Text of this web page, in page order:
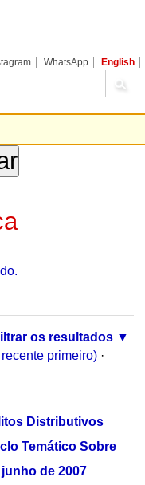
WhatsApp English
os resultados
primeiro) ·
Distributivos
Temático Sobre
de 2007